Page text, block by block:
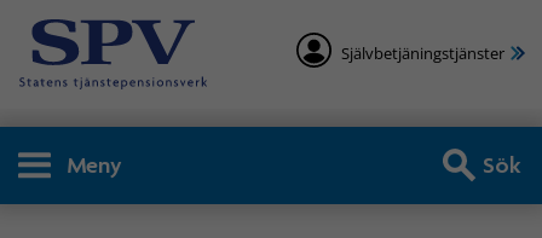
Självbetjäningstjänster
Meny Sök